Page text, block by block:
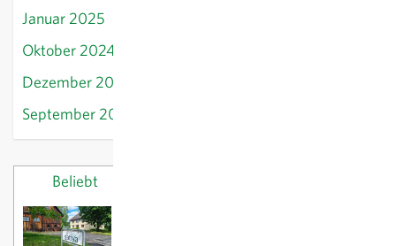
Januar 2025
Oktober 2024
Dezember 2024
September 2024
Beliebt